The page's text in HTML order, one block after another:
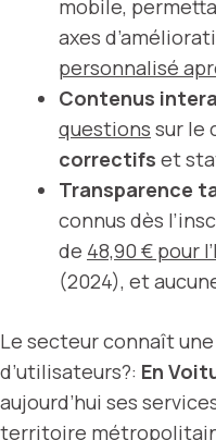
mobile,
axes
personnalisé
Contenus
questions sur le
correctifs et
Transparence
connus dès
de 48,90 € pour
(2024), et
Le secteur connaît
d’utilisateurs?: En
aujourd’hui ses
territoire